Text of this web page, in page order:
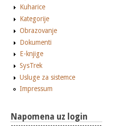
Kuharice
Kategorije
Obrazovanje
Dokumenti
E-knjige
SysTrek
Usluge za sistemce
Impressum
Napomena uz login